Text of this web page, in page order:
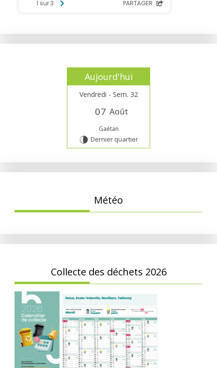
Aujourd'hui
Vendredi - Sem. 32
07 Août
Gaétan
U Dernier quartier
Météo
Collecte des déchets 2026